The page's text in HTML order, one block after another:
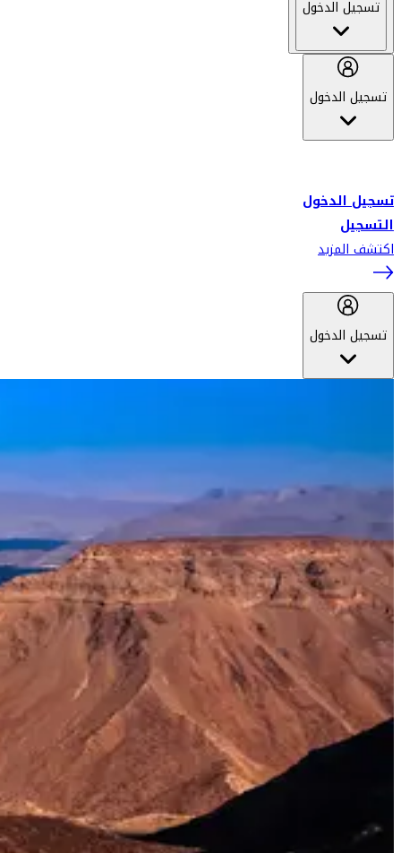
تسجيل الدخول
تسجيل الدخول
تسجيل الدخول
التسجيل
اكتشف المزيد
تسجيل الدخول